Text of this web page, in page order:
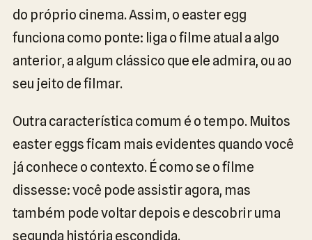
do próprio cinema. Assim, o easter egg
funciona como ponte: liga o filme atual a algo
anterior, a algum clássico que ele admira, ou ao
seu jeito de filmar.
Outra característica comum é o tempo. Muitos
easter eggs ficam mais evidentes quando você
já conhece o contexto. É como se o filme
dissesse: você pode assistir agora, mas
também pode voltar depois e descobrir uma
segunda história escondida.